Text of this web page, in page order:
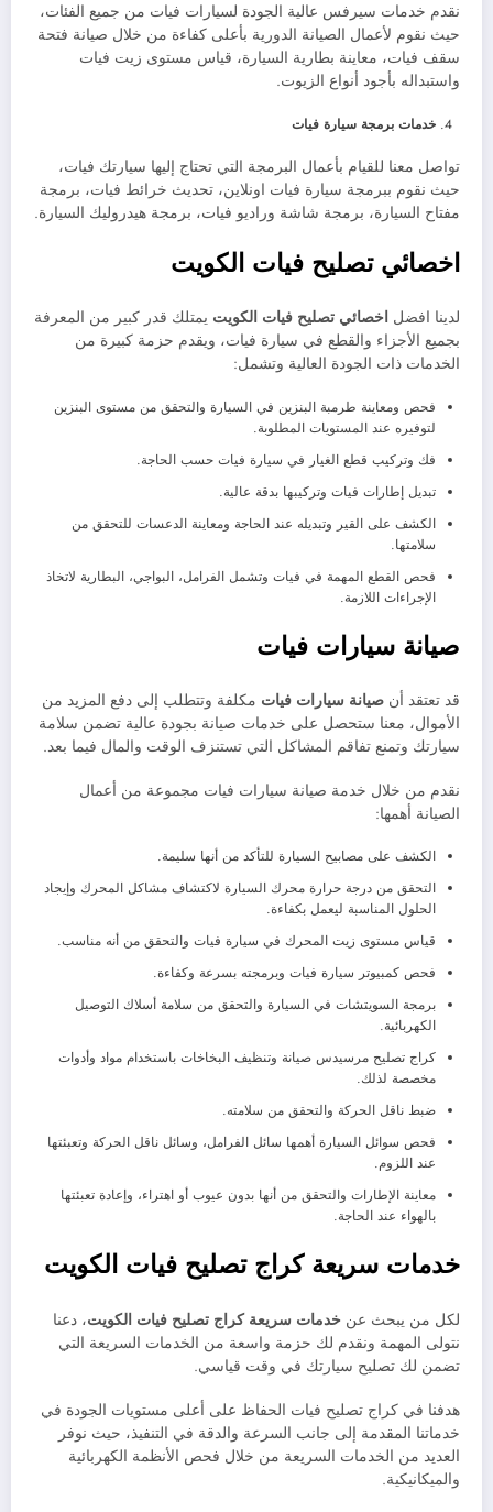
نقدم خدمات سيرفس عالية الجودة لسيارات فيات من جميع الفئات،
حيث نقوم لأعمال الصيانة الدورية بأعلى كفاءة من خلال صيانة فتحة
سقف فيات، معاينة بطارية السيارة، قياس مستوى زيت فيات
واستبداله بأجود أنواع الزيوت.
خدمات برمجة سيارة فيات
تواصل معنا للقيام بأعمال البرمجة التي تحتاج إليها سيارتك فيات،
حيث نقوم ببرمجة سيارة فيات اونلاين، تحديث خرائط فيات، برمجة
مفتاح السيارة، برمجة شاشة وراديو فيات، برمجة هيدروليك السيارة.
اخصائي تصليح فيات الكويت
لدينا افضل اخصائي تصليح فيات الكويت يمتلك قدر كبير من المعرفة
بجميع الأجزاء والقطع في سيارة فيات، ويقدم حزمة كبيرة من
الخدمات ذات الجودة العالية وتشمل:
فحص ومعاينة طرمبة البنزين في السيارة والتحقق من مستوى البنزين
لتوفيره عند المستويات المطلوبة.
فك وتركيب قطع الغيار في سيارة فيات حسب الحاجة.
تبديل إطارات فيات وتركيبها بدقة عالية.
الكشف على القير وتبديله عند الحاجة ومعاينة الدعسات للتحقق من
سلامتها.
فحص القطع المهمة في فيات وتشمل الفرامل، البواجي، البطارية لاتخاذ
الإجراءات اللازمة.
صيانة سيارات فيات
قد تعتقد أن صيانة سيارات فيات مكلفة وتتطلب إلى دفع المزيد من
الأموال، معنا ستحصل على خدمات صيانة بجودة عالية تضمن سلامة
سيارتك وتمنع تفاقم المشاكل التي تستنزف الوقت والمال فيما بعد.
نقدم من خلال خدمة صيانة سيارات فيات مجموعة من أعمال
الصيانة أهمها:
الكشف على مصابيح السيارة للتأكد من أنها سليمة.
التحقق من درجة حرارة محرك السيارة لاكتشاف مشاكل المحرك وإيجاد
الحلول المناسبة ليعمل بكفاءة.
قياس مستوى زيت المحرك في سيارة فيات والتحقق من أنه مناسب.
فحص كمبيوتر سيارة فيات وبرمجته بسرعة وكفاءة.
برمجة السويتشات في السيارة والتحقق من سلامة أسلاك التوصيل
الكهربائية.
كراج تصليح مرسيدس صيانة وتنظيف البخاخات باستخدام مواد وأدوات
مخصصة لذلك.
ضبط ناقل الحركة والتحقق من سلامته.
فحص سوائل السيارة أهمها سائل الفرامل، وسائل ناقل الحركة وتعبئتها
عند اللزوم.
معاينة الإطارات والتحقق من أنها بدون عيوب أو اهتراء، وإعادة تعبئتها
بالهواء عند الحاجة.
خدمات سريعة كراج تصليح فيات الكويت
لكل من يبحث عن خدمات سريعة كراج تصليح فيات الكويت، دعنا
نتولى المهمة ونقدم لك حزمة واسعة من الخدمات السريعة التي
تضمن لك تصليح سيارتك في وقت قياسي.
هدفنا في كراج تصليح فيات الحفاظ على أعلى مستويات الجودة في
خدماتنا المقدمة إلى جانب السرعة والدقة في التنفيذ، حيث نوفر
العديد من الخدمات السريعة من خلال فحص الأنظمة الكهربائية
والميكانيكية.